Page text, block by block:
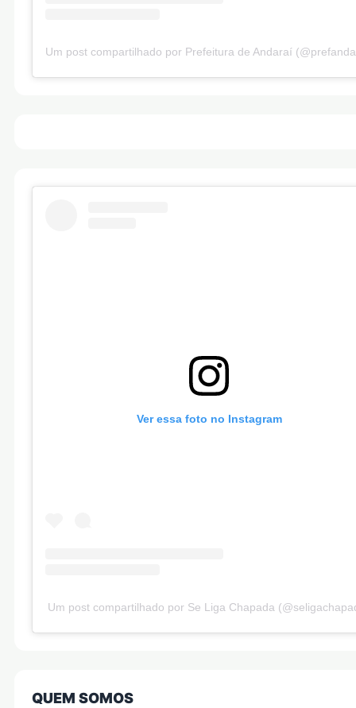
Um post compartilhado por Prefeitura de Andaraí
Ver essa foto no Instagram
Um post compartilhado por Se Liga Chapada
QUEM SOMOS